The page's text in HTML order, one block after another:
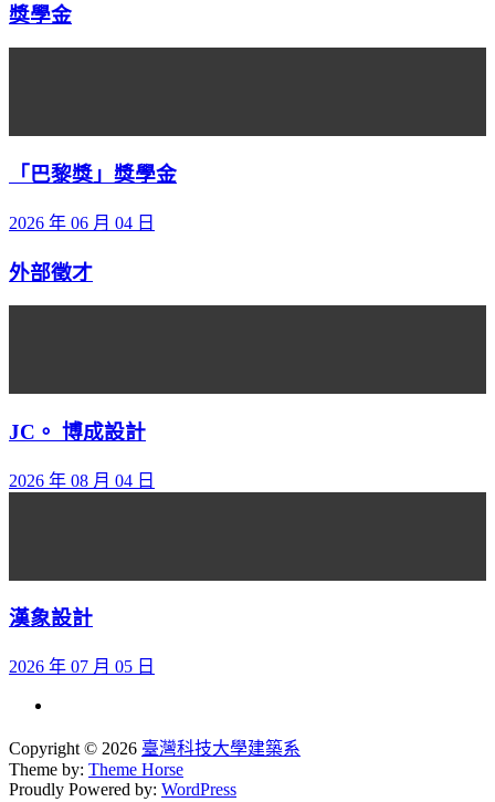
獎學金
「巴黎獎」獎學金
2026 年 06 月 04 日
外部徵才
JC。 博成設計
2026 年 08 月 04 日
漢象設計
2026 年 07 月 05 日
Copyright © 2026 臺灣科技大學建築系
Theme by: Theme Horse
Proudly Powered by: WordPress